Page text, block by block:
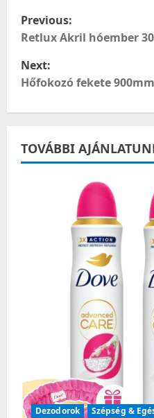
P
o
s
a
n
Previous:
Retlux Akril hóember 30
Next:
Hőfokozó fekete
TOVÁBBI
Dezodorok
Szépség &